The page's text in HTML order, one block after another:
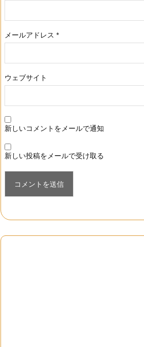
メールアドレス *
ウェブサイト
新しいコメントをメールで通知
新しい投稿をメールで受け取る